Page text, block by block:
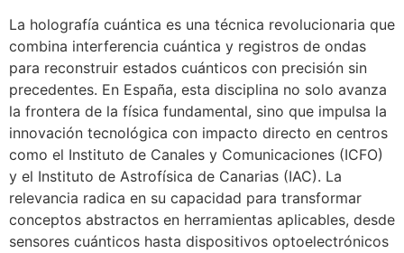
La holografía cuántica es una técnica revolucionaria que
combina interferencia cuántica y registros de ondas
para reconstruir estados cuánticos con precisión sin
precedentes. En España, esta disciplina no solo avanza
la frontera de la física fundamental, sino que impulsa la
innovación tecnológica con impacto directo en centros
como el Instituto de Canales y Comunicaciones (ICFO)
y el Instituto de Astrofísica de Canarias (IAC). La
relevancia radica en su capacidad para transformar
conceptos abstractos en herramientas aplicables, desde
sensores cuánticos hasta dispositivos optoelectrónicos